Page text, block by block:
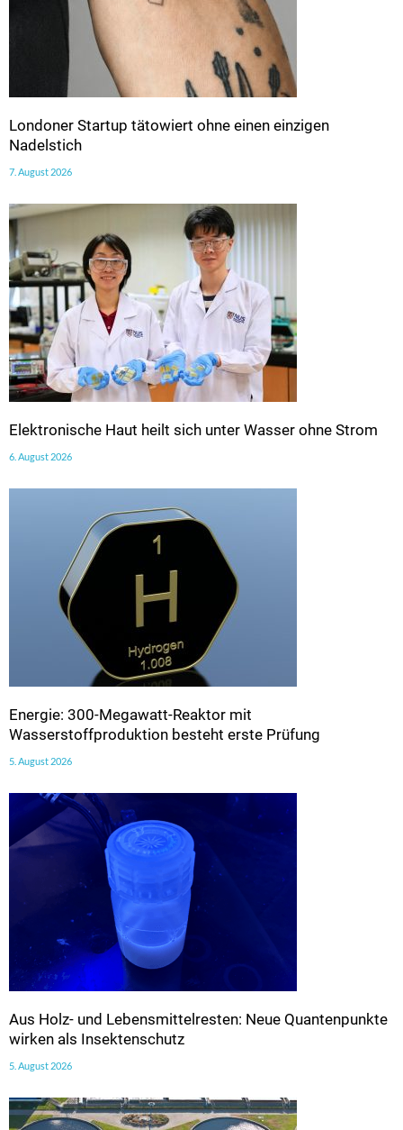
Londoner Startup tätowiert ohne einen einzigen
Nadelstich
7. August 2026
Elektronische Haut heilt sich unter Wasser ohne Strom
6. August 2026
Energie: 300-Megawatt-Reaktor mit
Wasserstoffproduktion besteht erste Prüfung
5. August 2026
Aus Holz- und Lebensmittelresten: Neue Quantenpunkte
wirken als Insektenschutz
5. August 2026